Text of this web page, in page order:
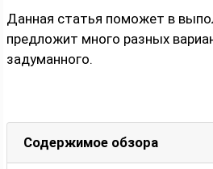
Данная статья поможет в
предложит много разных
задуманного.
Содержимое обзора